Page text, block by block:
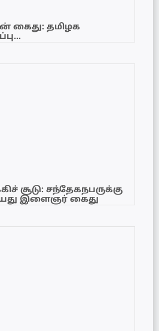
கைது: தமிழக
சூடு: சந்தேகநபருக்கு
இளைஞர் கைது